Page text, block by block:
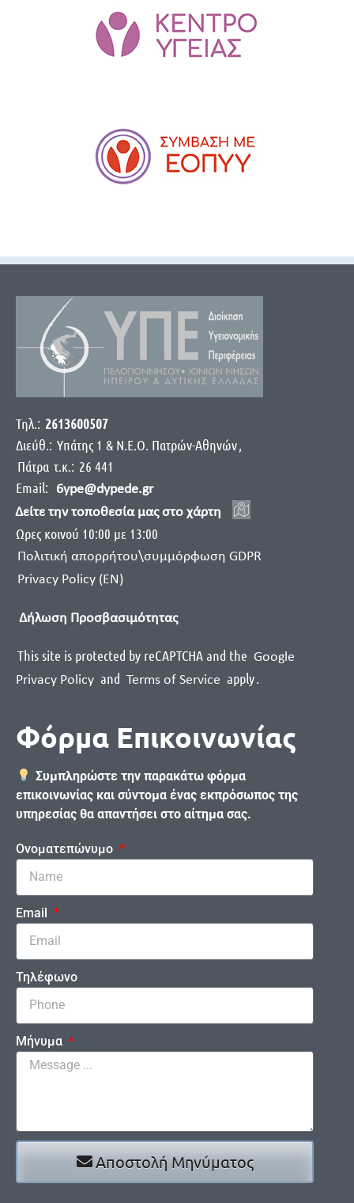
Τηλ.: 2613600507
Διεύθ.: Yπάτης 1 & Ν.Ε.Ο. Πατρών-Αθηνών,
Πάτρα τ.κ.: 26 441
Email:
6ype@dypede.gr
Δείτε την τοποθεσία μας στο χάρτη
Ωρες κοινού 10:00 με 13:00
Πολιτική απορρήτου\συμμόρφωση GDPR
Privacy Policy (EN)
Δήλωση Προσβασιμότητας
This site is protected by reCAPTCHA and the Google
Privacy Policy and Terms of Service apply.
Φόρμα Επικοινωνίας
Συμπληρώστε την παρακάτω φόρμα
επικοινωνίας και σύντομα ένας εκπρόσωπος της
υπηρεσίας θα απαντήσει στο αίτημα σας.
Ονοματεπώνυμο
Email
Τηλέφωνο
Μήνυμα
Αποστολή Μηνύματος